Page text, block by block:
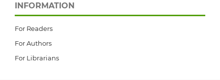
INFORMATION
For Readers
For Authors
For Librarians